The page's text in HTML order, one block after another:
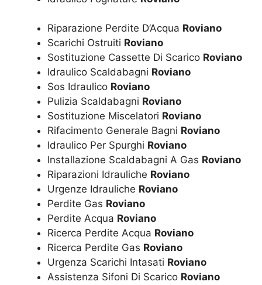
Riparazione Perdite D’Acqua Roviano
Scarichi Ostruiti Roviano
Sostituzione Cassette Di Scarico Roviano
Idraulico Scaldabagni Roviano
Sos Idraulico Roviano
Pulizia Scaldabagni Roviano
Sostituzione Miscelatori Roviano
Rifacimento Generale Bagni Roviano
Idraulico Per Spurghi Roviano
Installazione Scaldabagni A Gas Roviano
Riparazioni Idrauliche Roviano
Urgenze Idrauliche Roviano
Perdite Gas Roviano
Perdite Acqua Roviano
Ricerca Perdite Acqua Roviano
Ricerca Perdite Gas Roviano
Urgenza Scarichi Intasati Roviano
Assistenza Sifoni Di Scarico Roviano